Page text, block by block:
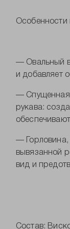
Особенности
— Овальный
и добавляет
— Спущенная
рукава:
— Горловина,
вывязанной
вид и
Состав: